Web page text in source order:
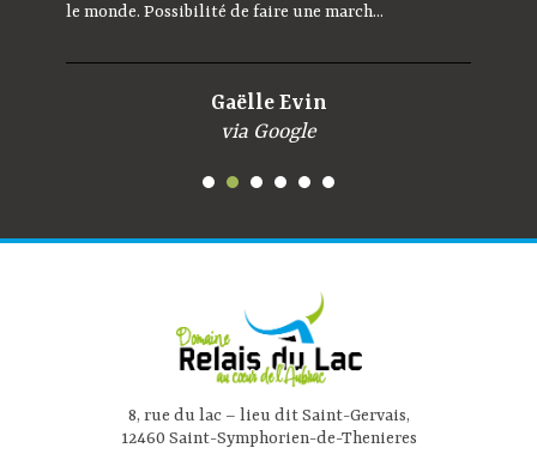
le monde. Possibilité de faire une march...
Gaëlle Evin
via Google
8, rue du lac – lieu dit Saint-Gervais,
12460 Saint-Symphorien-de-Thenieres